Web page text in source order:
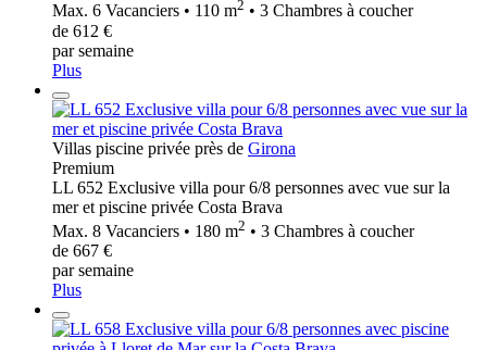
Max. 6 Vacanciers • 110 m2 • 3 Chambres à coucher
de 612 €
par semaine
Plus
Villas piscine privée près de Girona
Premium
LL 652 Exclusive villa pour 6/8 personnes avec vue sur la
mer et piscine privée Costa Brava
Max. 8 Vacanciers • 180 m2 • 3 Chambres à coucher
de 667 €
par semaine
Plus